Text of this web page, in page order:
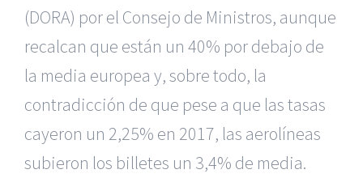
(DORA) por el Consejo de Ministros, aunque
recalcan que están un 40% por debajo de
la media europea y, sobre todo, la
contradicción de que pese a que las tasas
cayeron un 2,25% en 2017, las aerolíneas
subieron los billetes un 3,4% de media.